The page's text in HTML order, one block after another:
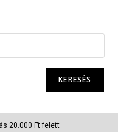
KERESÉS
20.000 Ft felett